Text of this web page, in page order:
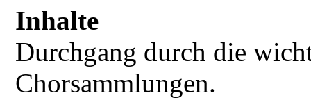
Inhalte
Durchgang durch die
Chorsammlungen.